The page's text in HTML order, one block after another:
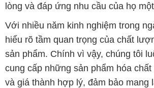
cung cấp những sản phẩm hóa chất
và giá thành hợp lý, đảm bảo mang
nhất cho khách hàng.
Chúng tôi coi trọng uy tín trong kinh
đặt tiêu chí "kinh doanh nhưng
tín" lên hàng đầu. Mỗi sản phẩm mà